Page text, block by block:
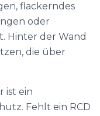
flackerndes
oder
Hinter der Wand
die über
ist ein
Fehlt ein RCD